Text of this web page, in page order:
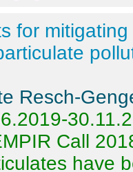
for
Resch-
Call
have